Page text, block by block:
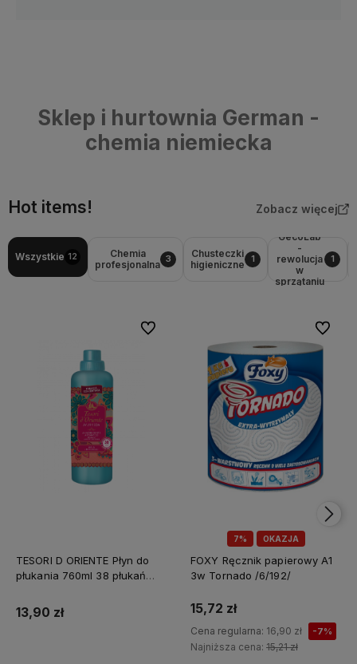
Sklep i hurtownia German -
chemia niemiecka
Hot items! Zobacz więcej
Wszystkie 12
Chemia
profesjonalna 3
Chusteczki
higieniczne
1
GecoLab
-
rewolucja
w
sprzątaniu
1
TESORI D ORIENTE Płyn do
płukania 760ml 38 płukań
13,90 zł
Do ulubionych
7% OKAZJA
FOXY Ręcznik papierowy A1
3w Tornado /6/192/
15,72 zł
Cena regularna: 16,90 zł -7%
Najniższa cena: 15,21 zł
Do